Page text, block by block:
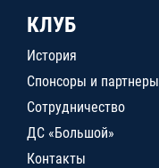
КЛУБ
История
Спонсоры и партнеры
Сотрудничество
ДС «Большой»
Контакты